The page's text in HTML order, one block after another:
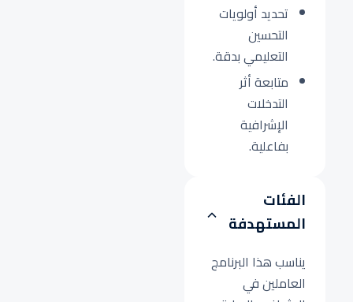
تحديد أولويات
التحسين
التعليمي بدقة.
متابعة أثر
التدخلات
الإشرافية
بفاعلية.
الفئات
المستهدفة
يناسب هذا البرنامج
العاملين في